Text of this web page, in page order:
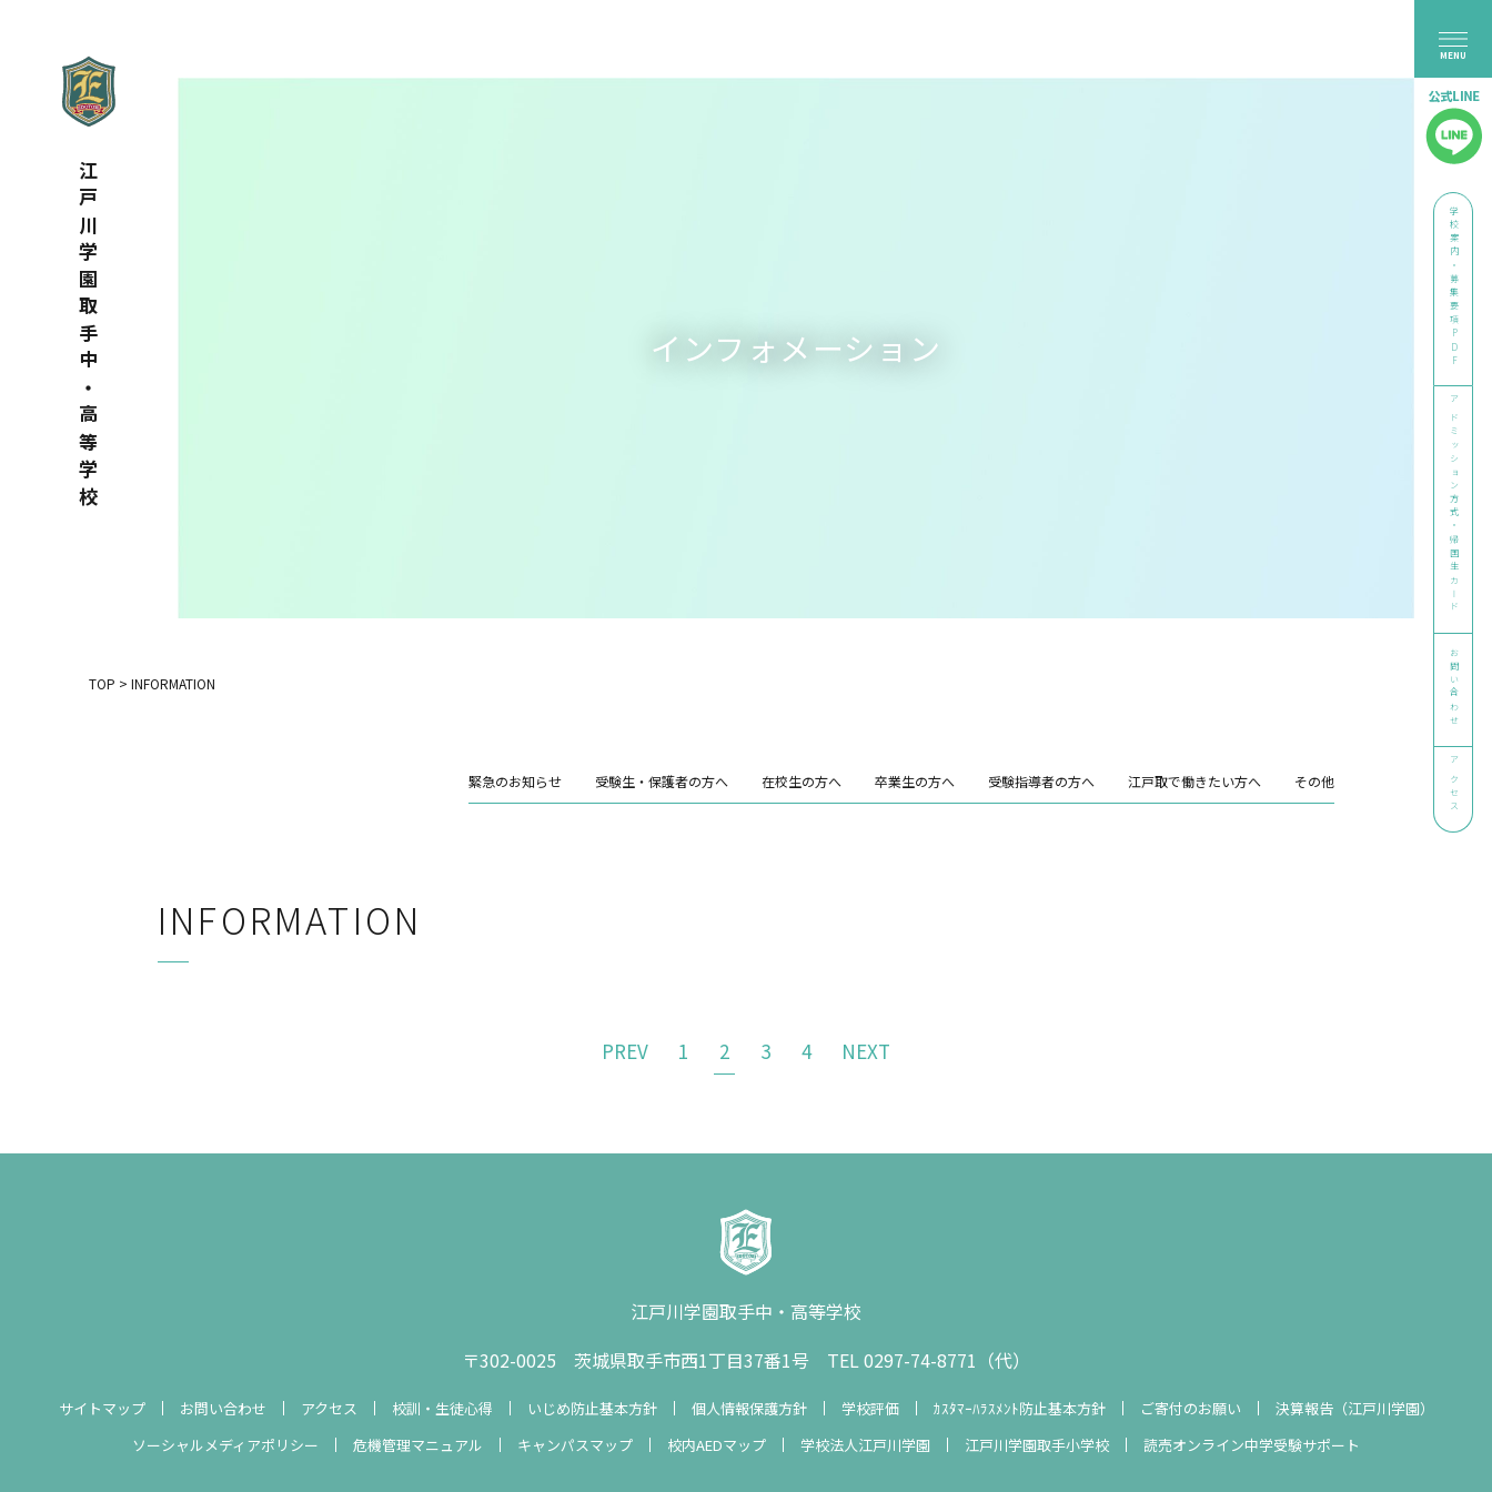
江戸川学園取手中・高等学校 インフォメーション 学校案内・募集要項PDF
アドミッション方式・帰国生カード
お問い合わせ
アクセス
TOP > INFORMATION
緊急のお知らせ 受験生・保護者の方へ 在校生の方へ 卒業生の方へ 受験指導者の方へ 江戸取で働きたい方へ その他
INFORMATION
PREV 1 2 3 4 NEXT
江戸川学園取手中・高等学校
〒302-0025 茨城県取手市西1丁目37番1号 TEL 0297-74-8771（代）
サイトマップ お問い合わせ アクセス 校訓・生徒心得 いじめ防止基本方針 個人情報保護方針 学校評価 ｶｽﾀﾏｰﾊﾗｽﾒﾝﾄ防止基本方針 ご寄付のお願い
決算報告（江戸川学園）
ソーシャルメディアポリシー
危機管理マニュアル キャンパスマップ 校内AEDマップ 学校法人江戸川学園 江戸川学園取手小学校 読売オンライン中学受験サポート